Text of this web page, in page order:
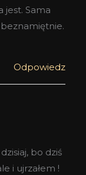
jest. Sama
Odpowiedz
bo dziś
i ujrzałem !